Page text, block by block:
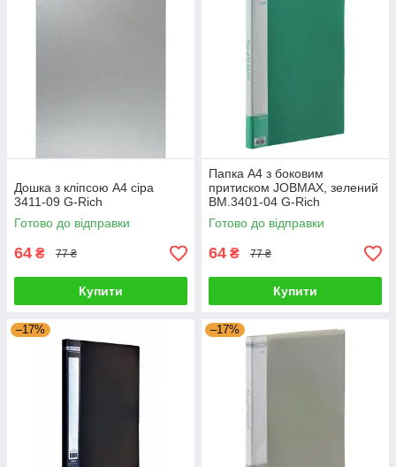
Дошка з кліпсою А4 сіра
3411-09 G-Rich
Готово до відправки
64 ₴ 77 ₴
Купити
Папка A4 з боковим
притиском JOBMAX, зелений
BM.3401-04 G-Rich
Готово до відправки
64 ₴ 77 ₴
Купити
–17% –17%